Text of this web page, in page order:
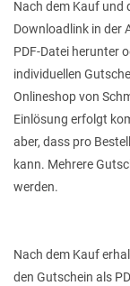
Nach dem Kauf und
Downloadlink in der
PDF-Datei herunter
individuellen
Onlineshop von
Einlösung erfolgt
aber, dass pro
kann. Mehrere
werden.
Nach dem Kauf
den Gutschein als